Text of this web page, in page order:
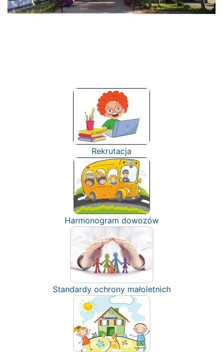
Rekrutacja
Harmonogram dowozów
Standardy ochrony małoletnich